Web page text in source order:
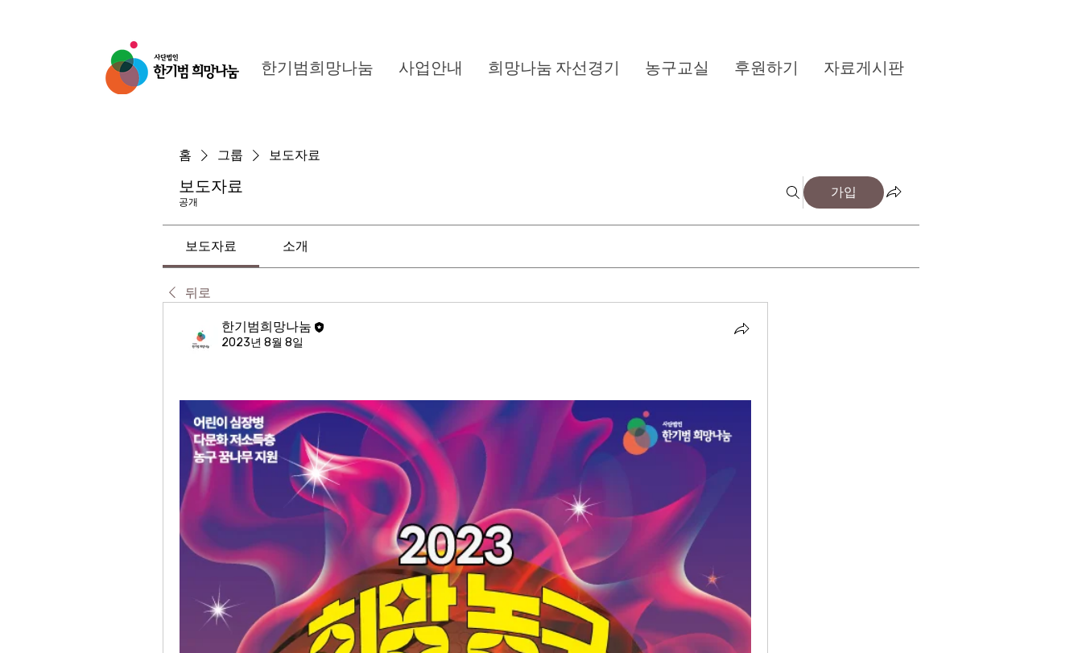
한기범희망나눔 사업안내 희망나눔 자선경기 농구교실 후원하기 자료게시판
홈 그룹 보도자료
보도자료
공개
가입
보도자료 소개
뒤로
한기범희망나눔
2023년 8월 8일